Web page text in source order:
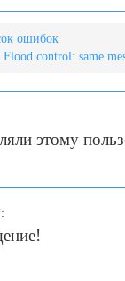
ошибок
control: same
этому